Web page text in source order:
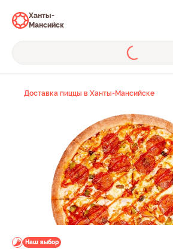
Ханты-
Мансийск
Доставка пиццы в Ханты-Мансийске
Наш выбор